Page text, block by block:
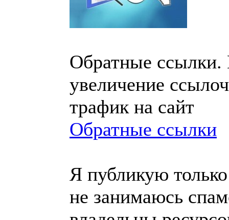
Обратные
увеличение
трафик на сайт
Обратные ссылки
Я публикую
не занимаюсь